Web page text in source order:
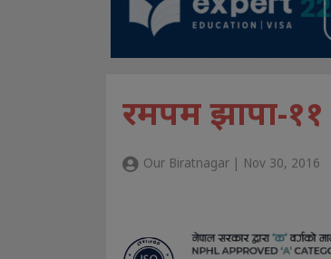
रमपम झापा-११
Our Biratnagar | Nov 30, 2016